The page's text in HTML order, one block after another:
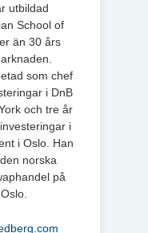
utbildad
School of
än 30 års
som chef
i DnB
och tre år
i
i Oslo. Han
norska
på